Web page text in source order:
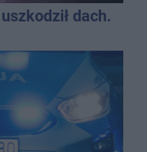
dach.